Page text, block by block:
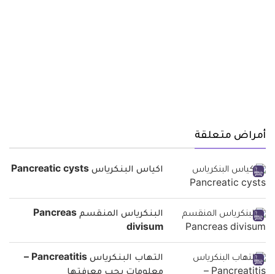
أمراض متعلقة
اكياس البنكرياس Pancreatic cysts
البنكرياس المنقسم Pancreas
divisum
التهاب البنكرياس Pancreatitis –